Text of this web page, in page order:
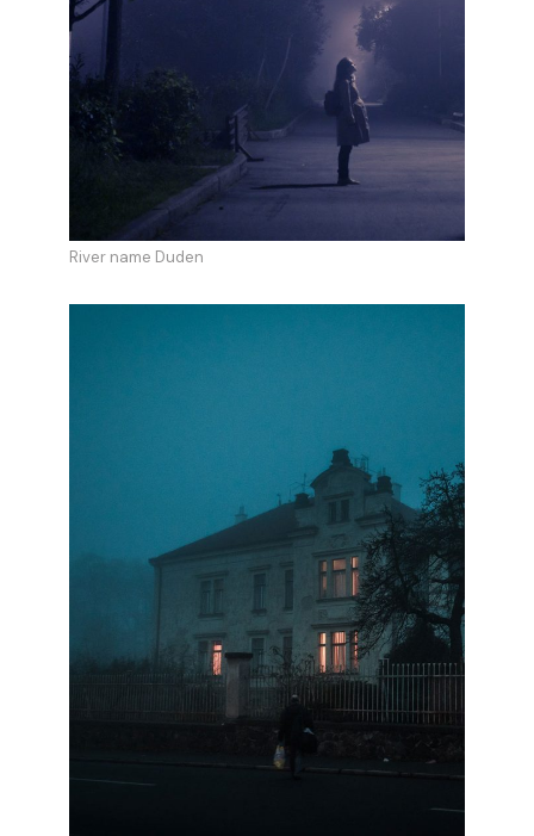
River name Duden